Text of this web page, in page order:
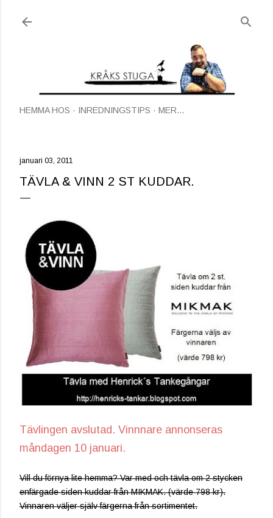
HEMMA HOS INREDNINGSTIPS MER…
januari 03, 2011
TÄVLA & VINN 2 ST KUDDAR.
Tävlingen avslutad. Vinnnare annonseras
måndagen 10 januari.
Vill du förnya lite hemma? Var med och tävla om 2 stycken
enfärgade siden kuddar från MIKMAK. (värde 798 kr).
Vinnaren väljer själv färgerna från sortimentet.